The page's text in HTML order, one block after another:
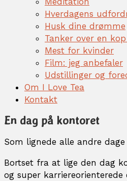
Hverdagens
Husk dine drømme
Tanker over en
Mest for kvinder
Film: jeg anbefaler
Udstillinger og
Om I Love Tea
Kontakt
En dag på kontoret
Som lignede alle andre
Bortset fra at lige den dag
og super